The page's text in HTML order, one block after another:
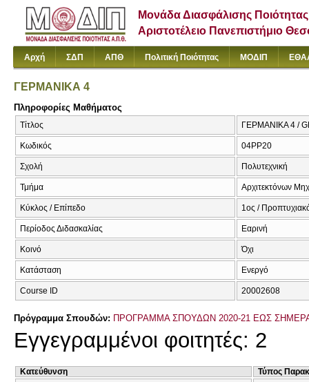
Μονάδα Διασφάλισης Ποιότητας
Αριστοτέλειο Πανεπιστήμιο
Αρχή ΣΔΠ ΑΠΘ Πολιτική Ποιότητας ΜΟΔΙΠ
ΓΕΡΜΑΝΙΚΑ 4
Πληροφορίες Μαθήματος
Τίτλος ΓΕΡΜΑΝΙΚΑ 4 /
Κωδικός 04PP20
Σχολή Πολυτεχνική
Τμήμα Αρχιτεκτόνων
Κύκλος / Επίπεδο 1ος /
Περίοδος Διδασκαλίας Εαρινή
Κοινό Όχι
Κατάσταση Ενεργό
Course ID 20002608
Πρόγραμμα Σπουδών: ΠΡΟΓΡΑΜΜΑ ΣΠΟΥΔΩΝ 2020-21 ΕΩΣ
Εγγεγραμμένοι φοιτητές: 2
Κατεύθυνση
Τύπος